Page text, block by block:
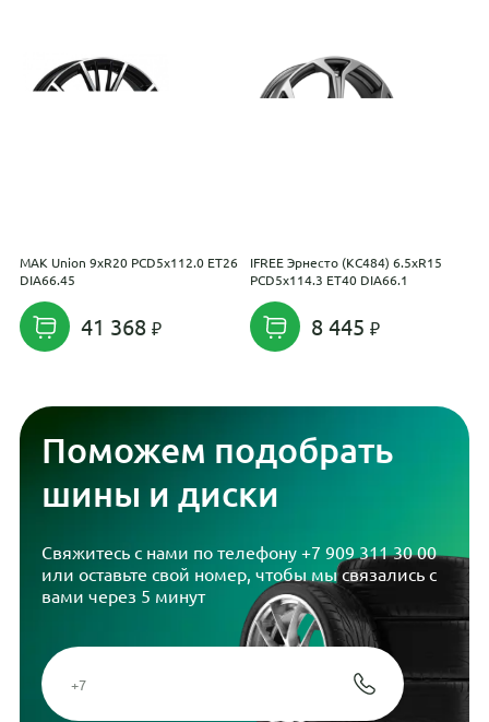
MAK Union 9xR20 PCD5x112.0 ET26
DIA66.45
41 368
IFREE Эрнесто (КС484) 6.5xR15
PCD5x114.3 ET40 DIA66.1
8 445
Поможем подобрать
шины и диски
Свяжитесь с нами по телефону +7 909 311 30 00
или оставьте свой номер, чтобы мы связались с
вами через 5 минут